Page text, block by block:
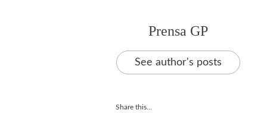
Prensa GP
See author's posts
Share this...